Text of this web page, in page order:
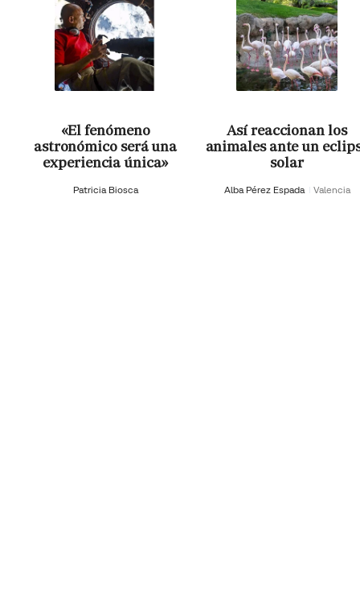
«El fenómeno
astronómico será una
experiencia única»
Patricia Biosca
Así reaccionan los
animales ante un
solar
Alba Pérez Espada Valencia